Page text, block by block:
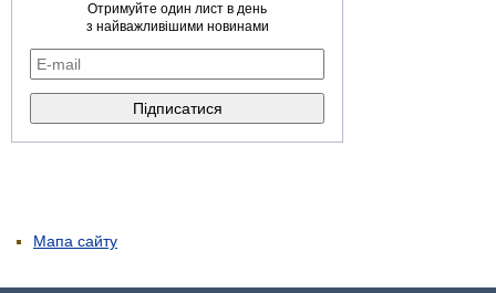
Отримуйте один лист в день
з найважливішими новинами
Мапа сайту